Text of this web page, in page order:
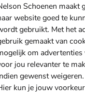
Schoenen maakt
website goed te
gebruikt. Met het
gemaakt van
om
jou relevanter te
gewenst
kun je jouw